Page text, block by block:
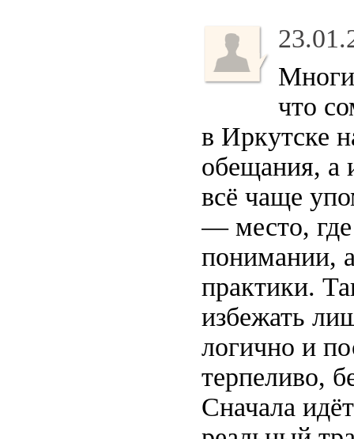
что
в Иркутске
обещания, а
всё чаще
— место, где
понимании,
практики.
избежать
логично и
терпеливо,
Сначала